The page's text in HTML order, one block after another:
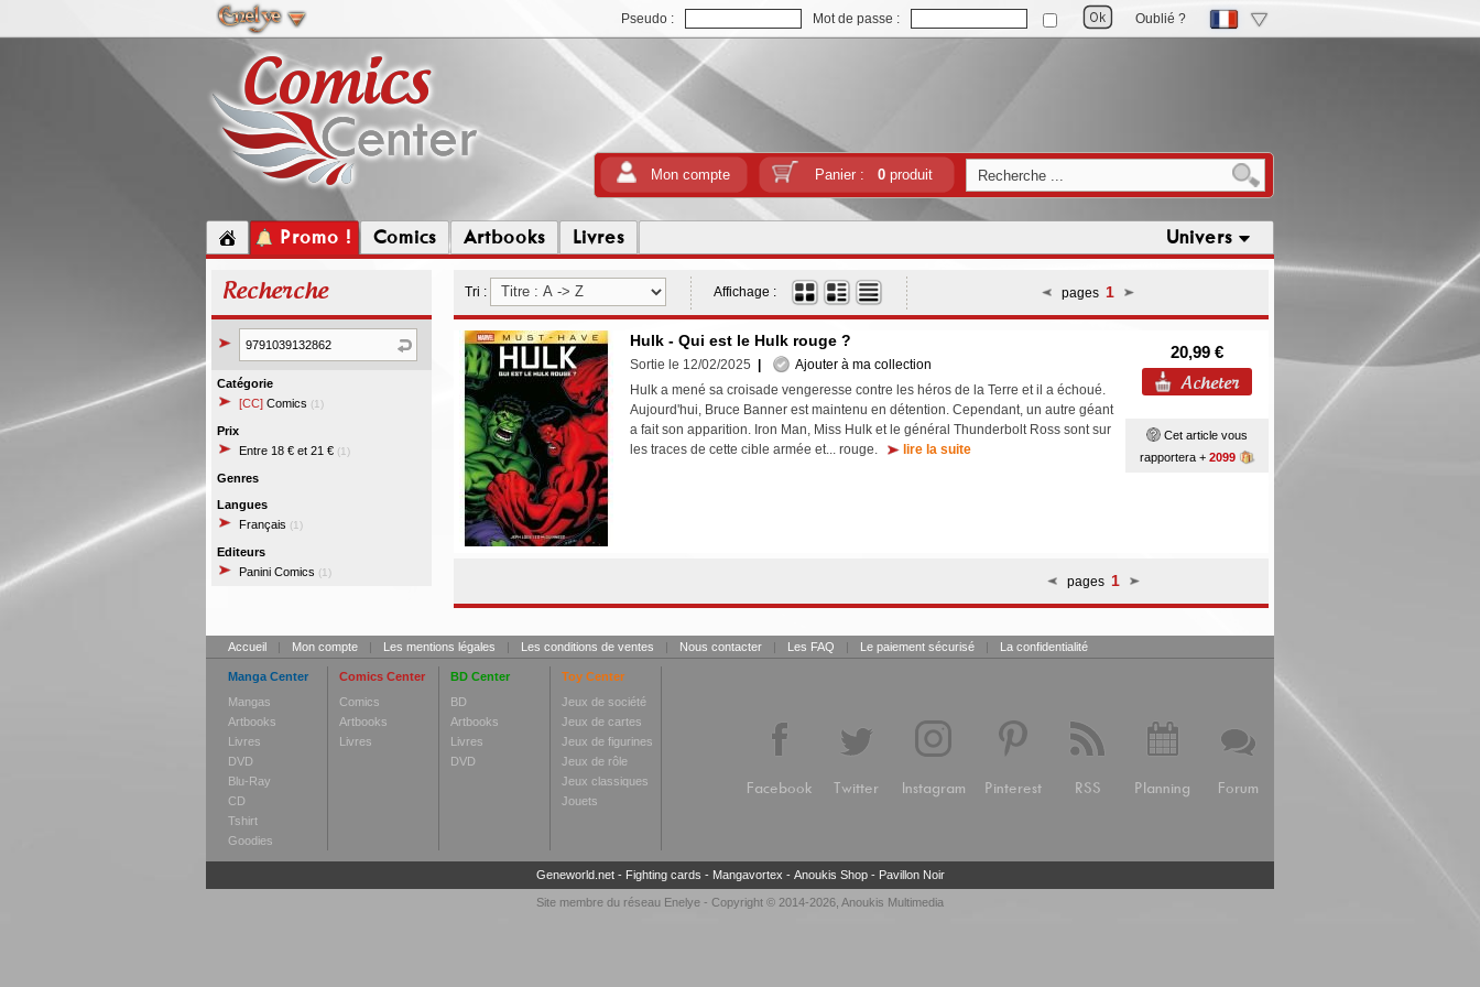
Pseudo : Mot de passe : Oublié ?
Mon compte Panier : 0produit
Promo ! Comics Artbooks Livres Univers
Recherche
Catégorie
[CC] Comics (1)
Prix
Entre 18 € et 21 € (1)
Genres
Langues
Français (1)
Editeurs
Panini Comics (1)
Tri : Affichage : pages 1
Hulk - Qui est le Hulk rouge ?
Sortie le 12/02/2025
Ajouter à ma collection
Hulk a mené sa croisade vengeresse contre les héros de la Terre et il a échoué.
Aujourd'hui, Bruce Banner est maintenu en détention. Cependant, un autre géant
a fait son apparition. Iron Man, Miss Hulk et le général Thunderbolt Ross sont sur
les traces de cette cible armée et... rouge.
lire la suite
20,99 €
Cet article vous
rapportera + 2099
pages 1
Accueil | Mon compte | Les mentions légales | Les conditions de ventes | Nous contacter | Les FAQ | Le paiement sécurisé | La confidentialité
Manga Center
Mangas
Artbooks
Livres
DVD
Blu-Ray
CD
Tshirt
Goodies
Comics Center
Comics
Artbooks
Livres
BD Center
BD
Artbooks
Livres
DVD
Toy Center
Jeux de société
Jeux de cartes
Jeux de figurines
Jeux de rôle
Jeux classiques
Jouets
Facebook Twitter Instagram Pinterest RSS Planning Forum
Geneworld.net- Fighting cards - Mangavortex - Anoukis Shop- Pavillon Noir
Site membre du réseau Enelye - Copyright © 2014-2026, Anoukis Multimedia